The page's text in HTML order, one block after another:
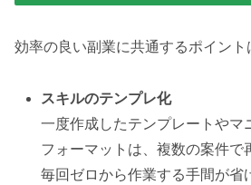
効率の良い副業に共通するポイント
スキルのテンプレ化
一度作成したテンプレートやマ
フォーマットは、複数の案件で
毎回ゼロから作業する手間が省